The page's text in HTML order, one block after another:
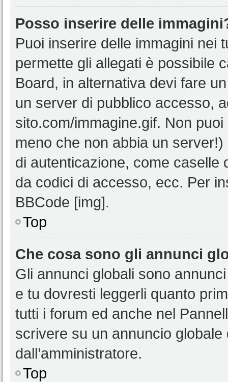
Posso inserire delle
Puoi inserire delle immagini nei
permette gli allegati è possibile
Board, in alternativa devi fare
un server di pubblico accesso,
sito.com/immagine.gif. Non
meno che non abbia un
di autenticazione, come caselle
da codici di accesso, ecc. Per
BBCode [img].
Top
Che cosa sono gli annunci
Gli annunci globali sono
e tu dovresti leggerli quanto
tutti i forum ed anche nel
scrivere su un annuncio
dall’amministratore.
Top